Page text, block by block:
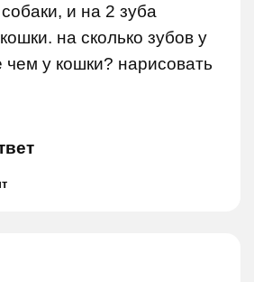
и на 2 зуба
на сколько зубов у
у кошки? нарисовать